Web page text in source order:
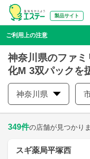
製品サイト
ご利用上の注意
神奈川県のファ
化M 3双パックを
神奈川県
349件の店舗が見つかり
スギ薬局平塚西